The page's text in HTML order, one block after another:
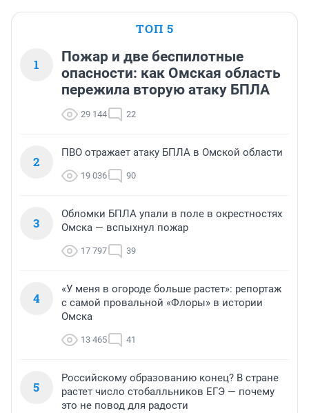
ТОП 5
1
Пожар и две беспилотные
опасности: как Омская область
пережила вторую атаку БПЛА
29 144 22
2
ПВО отражает атаку БПЛА в Омской области
19 036 90
3
Обломки БПЛА упали в поле в окрестностях
Омска — вспыхнул пожар
17 797 39
4
«У меня в огороде больше растет»: репортаж
с самой провальной «Флоры» в истории
Омска
13 465 41
5
Российскому образованию конец? В стране
растет число стобалльников ЕГЭ — почему
это не повод для радости